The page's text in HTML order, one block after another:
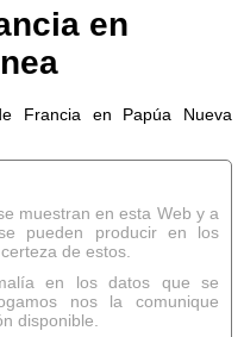
en
Francia en Papúa Nueva
muestran en esta Web y a
pueden producir en los
de estos.
en los datos que se
nos la comunique
disponible.